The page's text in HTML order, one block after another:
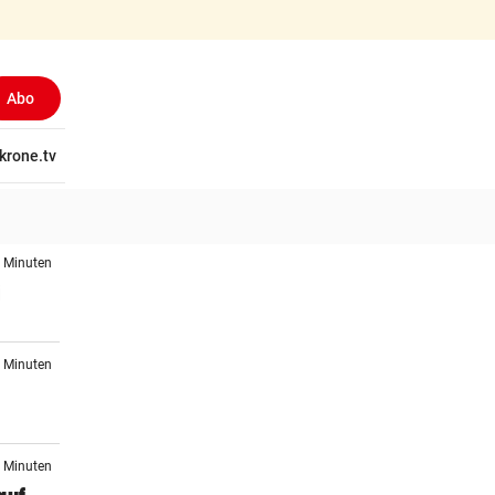
Abo
krone.tv
Minuten
Minuten
Minuten